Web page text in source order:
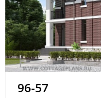
96-57